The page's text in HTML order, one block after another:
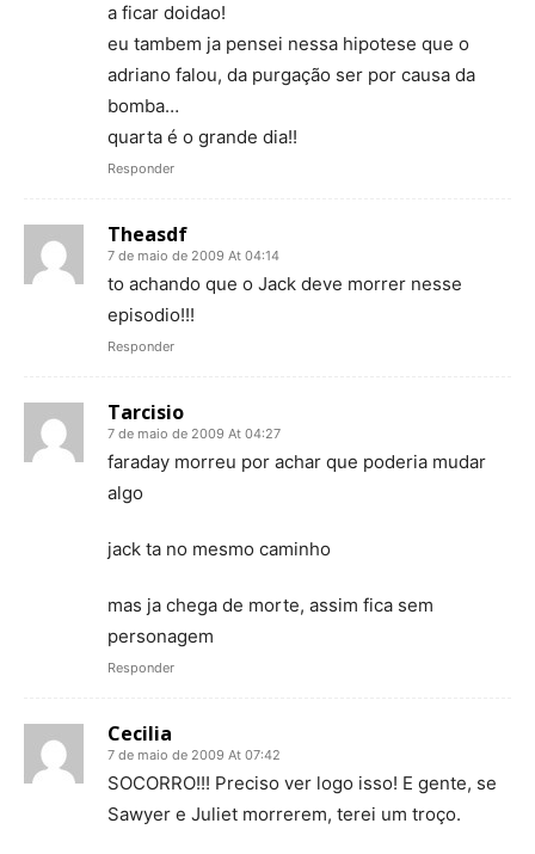
a ficar doidao!
eu tambem ja pensei nessa hipotese que o
adriano falou, da purgação ser por causa da
bomba…
quarta é o grande dia!!
Responder
Theasdf
7 de maio de 2009 At 04:14
to achando que o Jack deve morrer nesse
episodio!!!
Responder
Tarcisio
7 de maio de 2009 At 04:27
faraday morreu por achar que poderia mudar
algo
jack ta no mesmo caminho
mas ja chega de morte, assim fica sem
personagem
Responder
Cecilia
7 de maio de 2009 At 07:42
SOCORRO!!! Preciso ver logo isso! E gente, se
Sawyer e Juliet morrerem, terei um troço.